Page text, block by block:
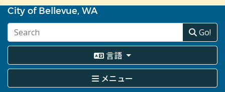
イ
ン
ン
ン
に
City of Bellevue, WA
Go!
言語
メニュー